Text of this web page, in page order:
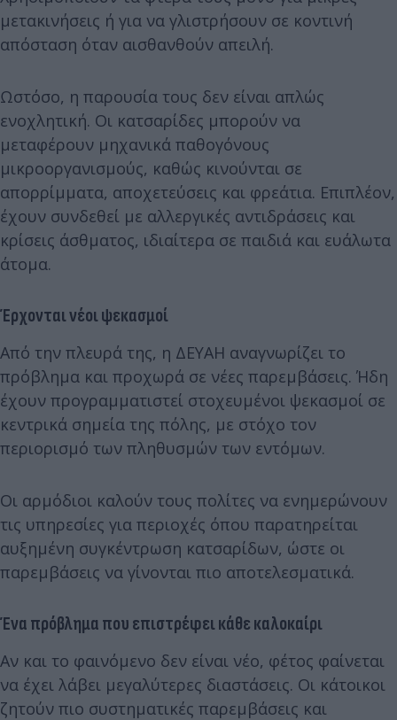
μετακινήσεις ή για να γλιστρήσουν σε κοντινή
απόσταση όταν αισθανθούν απειλή.
Ωστόσο, η παρουσία τους δεν είναι απλώς
ενοχλητική. Οι κατσαρίδες μπορούν να
μεταφέρουν μηχανικά παθογόνους
μικροοργανισμούς, καθώς κινούνται σε
απορρίμματα, αποχετεύσεις και φρεάτια. Επιπλέον,
έχουν συνδεθεί με αλλεργικές αντιδράσεις και
κρίσεις άσθματος, ιδιαίτερα σε παιδιά και ευάλωτα
άτομα.
Έρχονται νέοι ψεκασμοί
Από την πλευρά της, η ΔΕΥΑΗ αναγνωρίζει το
πρόβλημα και προχωρά σε νέες παρεμβάσεις. Ήδη
έχουν προγραμματιστεί στοχευμένοι ψεκασμοί σε
κεντρικά σημεία της πόλης, με στόχο τον
περιορισμό των πληθυσμών των εντόμων.
Οι αρμόδιοι καλούν τους πολίτες να ενημερώνουν
τις υπηρεσίες για περιοχές όπου παρατηρείται
αυξημένη συγκέντρωση κατσαρίδων, ώστε οι
παρεμβάσεις να γίνονται πιο αποτελεσματικά.
Ένα πρόβλημα που επιστρέφει κάθε καλοκαίρι
Αν και το φαινόμενο δεν είναι νέο, φέτος φαίνεται
να έχει λάβει μεγαλύτερες διαστάσεις. Οι κάτοικοι
ζητούν πιο συστηματικές παρεμβάσεις και